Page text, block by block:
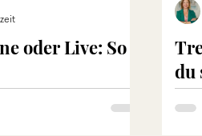
oder Live: So
du